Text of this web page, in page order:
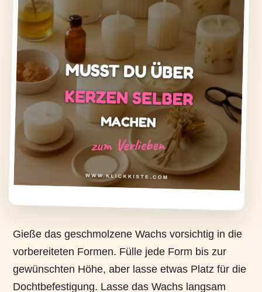
Gieße das geschmolzene Wachs vorsichtig in die
vorbereiteten Formen. Fülle jede Form bis zur
gewünschten Höhe, aber lasse etwas Platz für die
Dochtbefestigung. Lasse das Wachs langsam